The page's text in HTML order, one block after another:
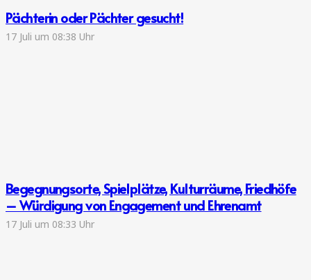
Pächterin oder Pächter gesucht!
17 Juli um 08:38 Uhr
Begegnungsorte, Spielplätze, Kulturräume, Friedhöfe
– Würdigung von Engagement und Ehrenamt
17 Juli um 08:33 Uhr